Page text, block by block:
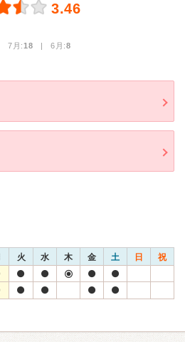
3.46
7月:18 | 6月:8
火 水 木 金 土 日 祝